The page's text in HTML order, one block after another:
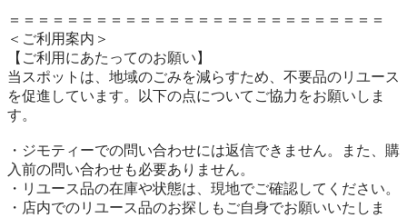
＝＝＝＝＝＝＝＝＝＝＝＝＝＝＝＝＝＝＝＝＝＝＝＝＝＝
＜ご利用案内＞
【ご利用にあたってのお願い】
当スポットは、地域のごみを減らすため、不要品のリユース
を促進しています。以下の点についてご協力をお願いしま
す。
・ジモティーでの問い合わせには返信できません。また、購
入前の問い合わせも必要ありません。
・リユース品の在庫や状態は、現地でご確認してください。
・店内でのリユース品のお探しもご自身でお願いいたしま